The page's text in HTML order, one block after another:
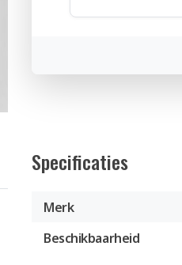
Specificaties
Merk
Beschikbaarheid